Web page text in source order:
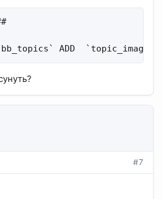
ADD  `topic_image`
#7